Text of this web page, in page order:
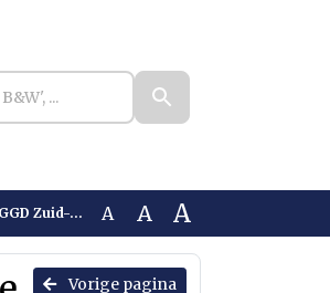
A A A
Vorige pagina